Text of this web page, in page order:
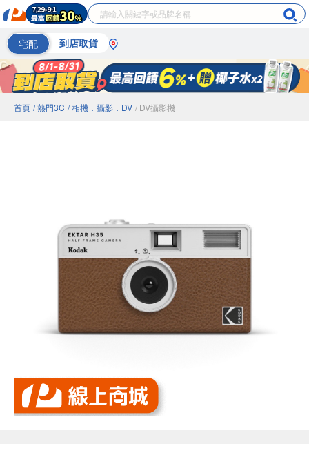
宅配 到店取貨
首頁 / 熱門3C / 相機．攝影．DV / DV攝影機